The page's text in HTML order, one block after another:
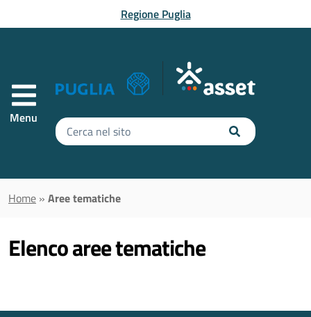
al contenuto principaleRegione Puglia
Menu
Inserisci
il
da
cercare
Home » Aree tematiche
Elenco aree tematiche